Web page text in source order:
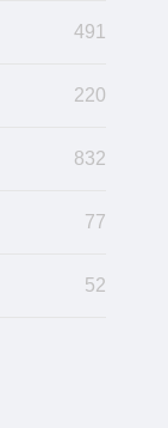
491
220
832
77
52